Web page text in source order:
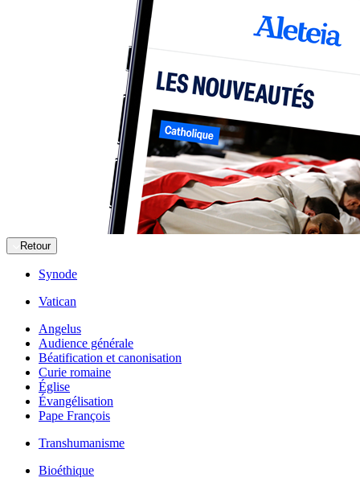
Retour
Synode
Vatican
Angelus
Audience générale
Béatification et canonisation
Curie romaine
Église
Évangélisation
Pape François
Transhumanisme
Bioéthique